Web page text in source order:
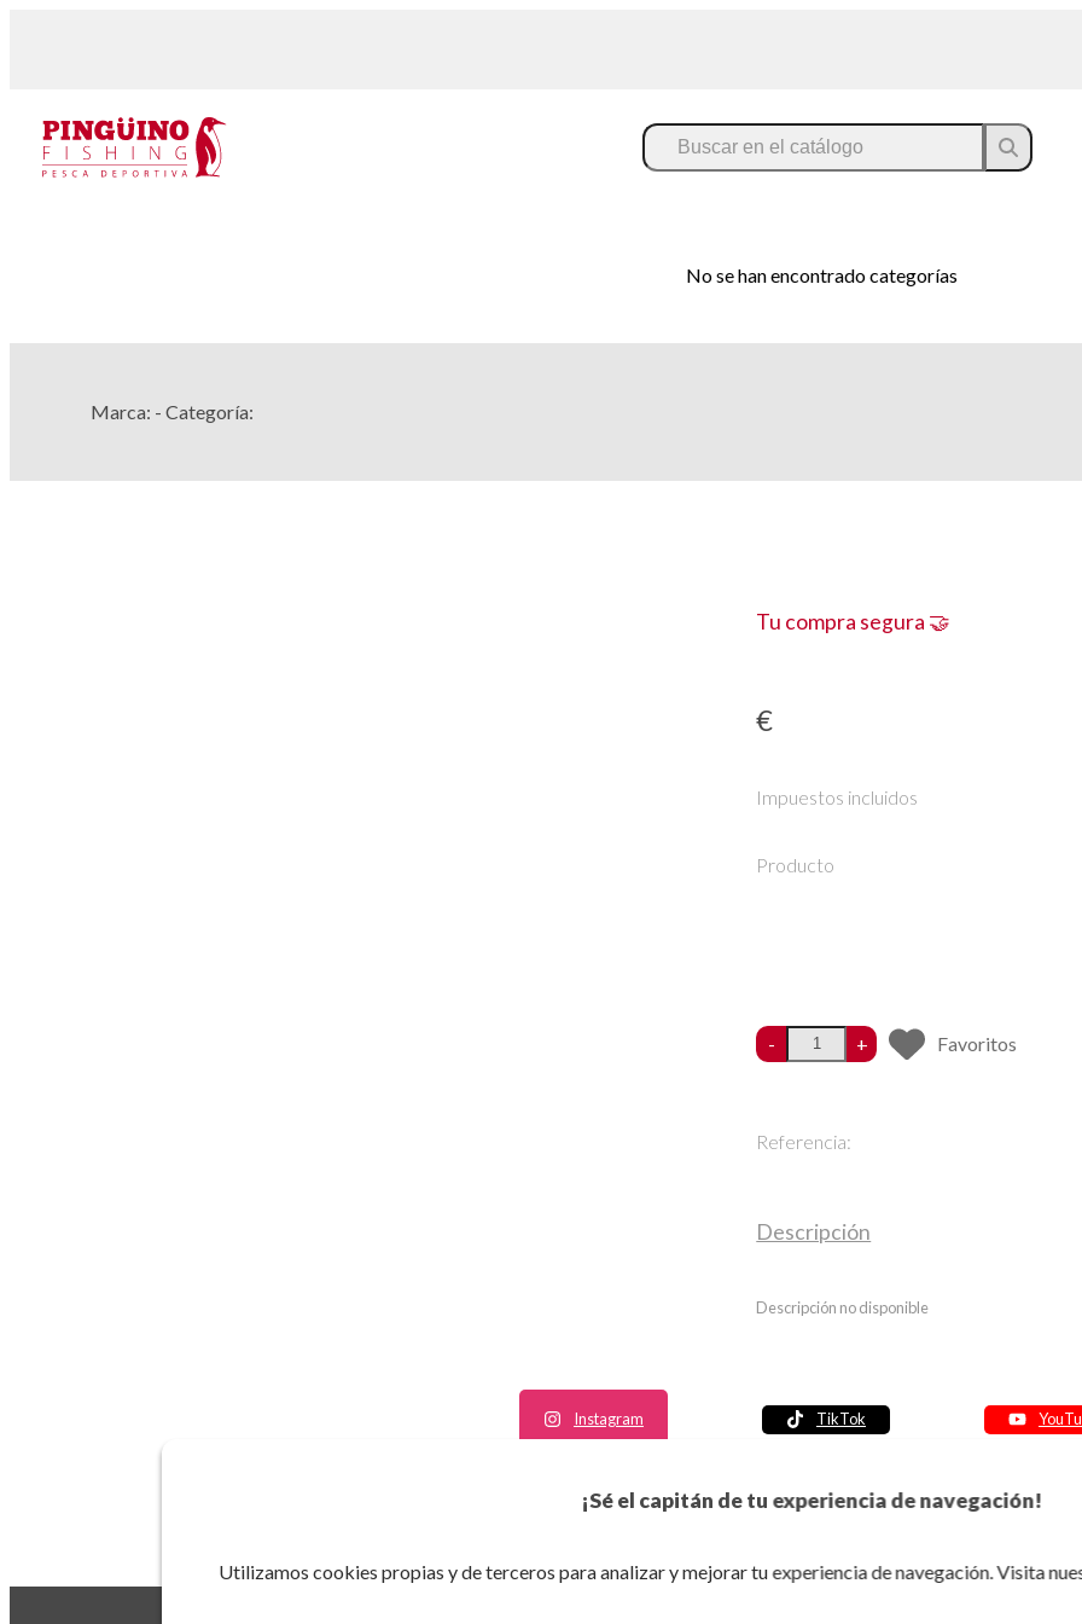
¡Sé el capitán de tu experiencia de navegación!
Utilizamos cookies propias y de terceros para analizar y mejorar tu experiencia de navegación. Visita
No se han encontrado categorías
Marca: - Categoría:
Tu compra segura 🤝
€
Impuestos incluidos
Producto
- + Favoritos
Referencia:
Descripción
Descripción no disponible
Instagram TikTok
Política de seguridad